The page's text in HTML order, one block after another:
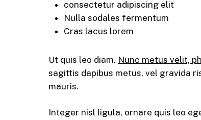
consectetur adipiscing elit
Nulla sodales fermentum
Cras lacus lorem
Ut quis leo diam. Nunc metus velit,
sagittis dapibus metus, vel gravida
mauris.
Integer nisl ligula, ornare quis leo